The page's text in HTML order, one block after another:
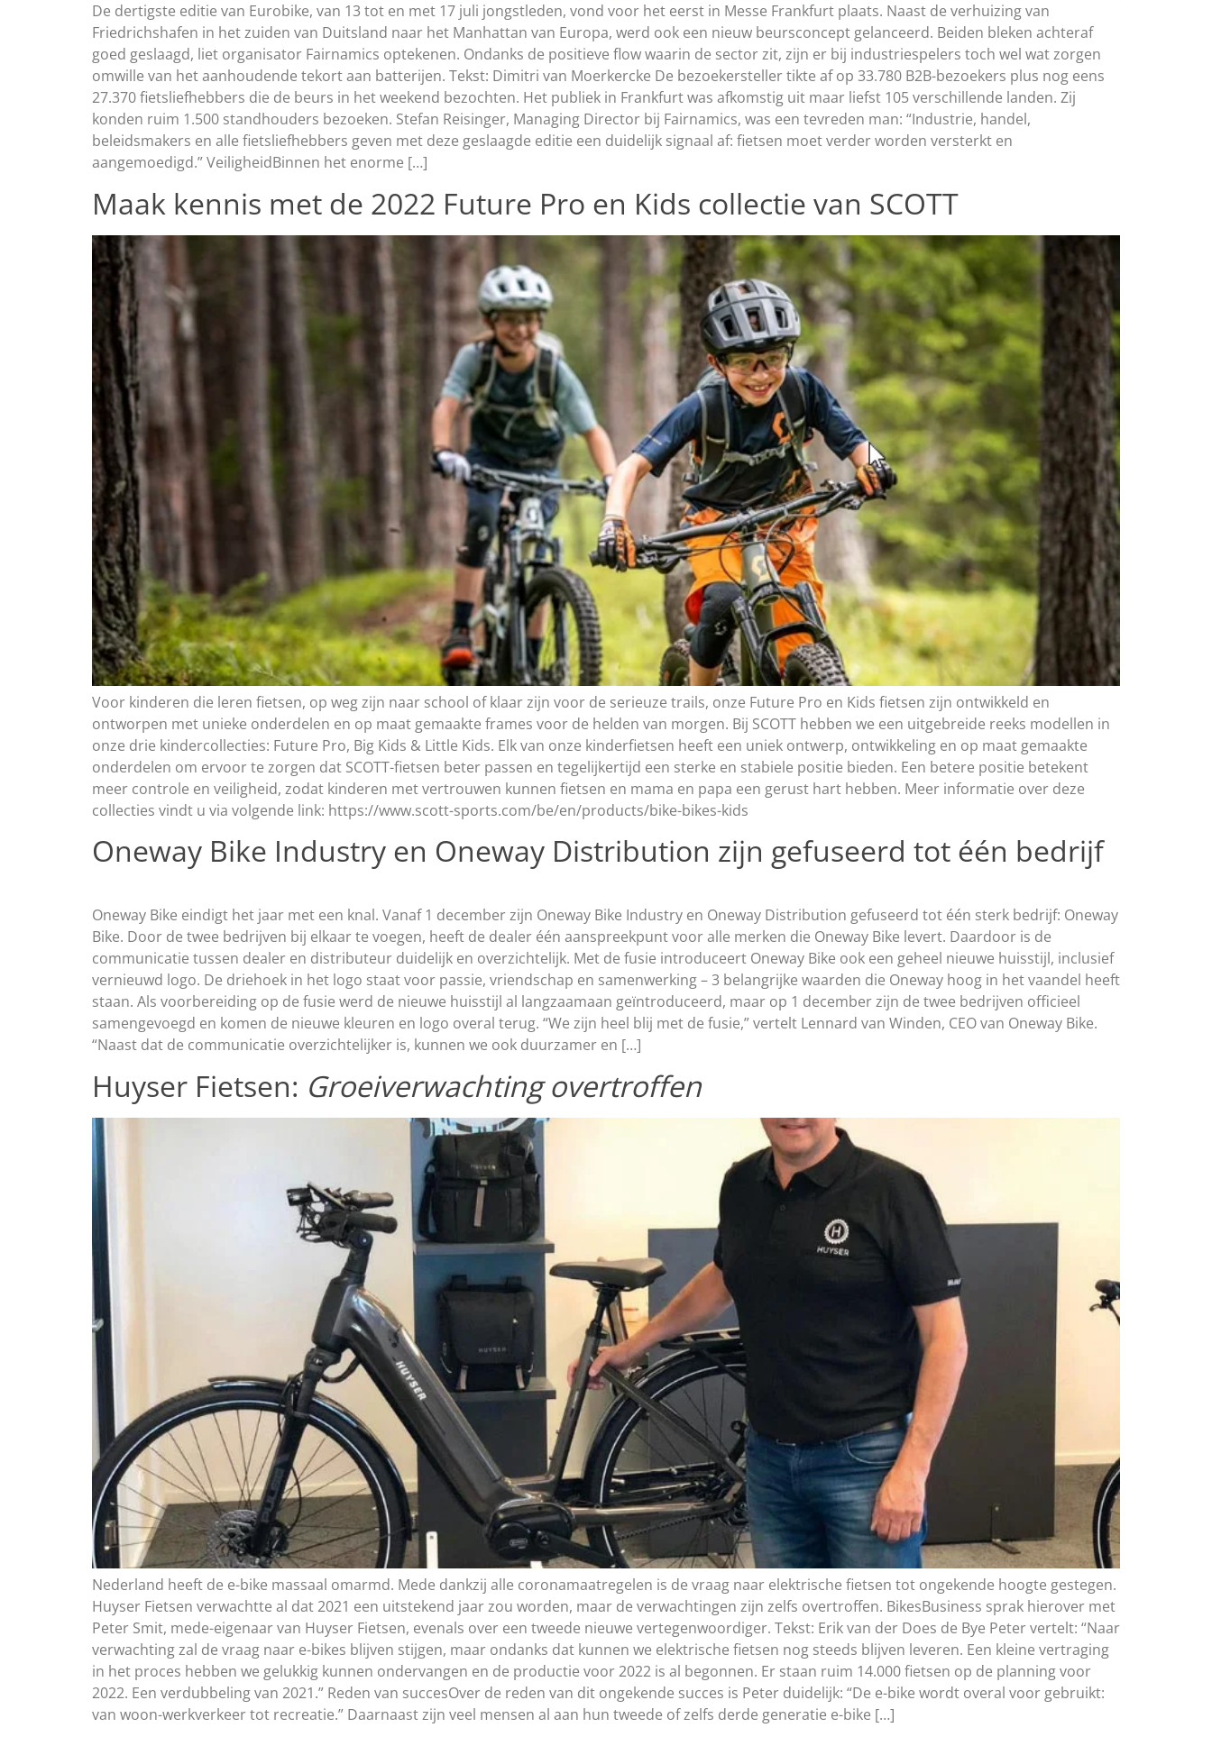
De dertigste editie van Eurobike, van 13 tot en met 17 juli jongstleden, vond voor het eerst in Messe Frankfurt plaats. Naast de verhuizing van
Friedrichshafen in het zuiden van Duitsland naar het Manhattan van Europa, werd ook een nieuw beursconcept gelanceerd. Beiden bleken achteraf
goed geslaagd, liet organisator Fairnamics optekenen. Ondanks de positieve flow waarin de sector zit, zijn er bij industriespelers toch wel wat zorgen
omwille van het aanhoudende tekort aan batterijen. Tekst: Dimitri van Moerkercke De bezoekersteller tikte af op 33.780 B2B-bezoekers plus nog eens
27.370 fietsliefhebbers die de beurs in het weekend bezochten. Het publiek in Frankfurt was afkomstig uit maar liefst 105 verschillende landen. Zij
konden ruim 1.500 standhouders bezoeken. Stefan Reisinger, Managing Director bij Fairnamics, was een tevreden man: “Industrie, handel,
beleidsmakers en alle fietsliefhebbers geven met deze geslaagde editie een duidelijk signaal af: fietsen moet verder worden versterkt en
aangemoedigd.” VeiligheidBinnen het enorme […]
Maak kennis met de 2022 Future Pro en Kids collectie van SCOTT
Voor kinderen die leren fietsen, op weg zijn naar school of klaar zijn voor de serieuze trails, onze Future Pro en Kids fietsen zijn ontwikkeld en
ontworpen met unieke onderdelen en op maat gemaakte frames voor de helden van morgen. Bij SCOTT hebben we een uitgebreide reeks modellen in
onze drie kindercollecties: Future Pro, Big Kids & Little Kids. Elk van onze kinderfietsen heeft een uniek ontwerp, ontwikkeling en op maat gemaakte
onderdelen om ervoor te zorgen dat SCOTT-fietsen beter passen en tegelijkertijd een sterke en stabiele positie bieden. Een betere positie betekent
meer controle en veiligheid, zodat kinderen met vertrouwen kunnen fietsen en mama en papa een gerust hart hebben. Meer informatie over deze
collecties vindt u via volgende link: https://www.scott-sports.com/be/en/products/bike-bikes-kids
Oneway Bike Industry en Oneway Distribution zijn gefuseerd tot één bedrijf
Oneway Bike eindigt het jaar met een knal. Vanaf 1 december zijn Oneway Bike Industry en Oneway Distribution gefuseerd tot één sterk bedrijf: Oneway
Bike. Door de twee bedrijven bij elkaar te voegen, heeft de dealer één aanspreekpunt voor alle merken die Oneway Bike levert. Daardoor is de
communicatie tussen dealer en distributeur duidelijk en overzichtelijk. Met de fusie introduceert Oneway Bike ook een geheel nieuwe huisstijl, inclusief
vernieuwd logo. De driehoek in het logo staat voor passie, vriendschap en samenwerking – 3 belangrijke waarden die Oneway hoog in het vaandel heeft
staan. Als voorbereiding op de fusie werd de nieuwe huisstijl al langzaamaan geïntroduceerd, maar op 1 december zijn de twee bedrijven officieel
samengevoegd en komen de nieuwe kleuren en logo overal terug. “We zijn heel blij met de fusie,” vertelt Lennard van Winden, CEO van Oneway Bike.
“Naast dat de communicatie overzichtelijker is, kunnen we ook duurzamer en […]
Huyser Fietsen: Groeiverwachting overtroffen
Nederland heeft de e-bike massaal omarmd. Mede dankzij alle coronamaatregelen is de vraag naar elektrische fietsen tot ongekende hoogte gestegen.
Huyser Fietsen verwachtte al dat 2021 een uitstekend jaar zou worden, maar de verwachtingen zijn zelfs overtroffen. BikesBusiness sprak hierover met
Peter Smit, mede-eigenaar van Huyser Fietsen, evenals over een tweede nieuwe vertegenwoordiger. Tekst: Erik van der Does de Bye Peter vertelt: “Naar
verwachting zal de vraag naar e-bikes blijven stijgen, maar ondanks dat kunnen we elektrische fietsen nog steeds blijven leveren. Een kleine vertraging
in het proces hebben we gelukkig kunnen ondervangen en de productie voor 2022 is al begonnen. Er staan ruim 14.000 fietsen op de planning voor
2022. Een verdubbeling van 2021.” Reden van succesOver de reden van dit ongekende succes is Peter duidelijk: “De e-bike wordt overal voor gebruikt:
van woon-werkverkeer tot recreatie.” Daarnaast zijn veel mensen al aan hun tweede of zelfs derde generatie e-bike […]